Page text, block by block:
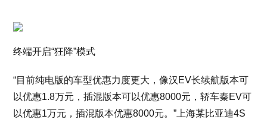
终端开启“狂降”模式
“目前纯电版的车型优惠力度更大，像汉EV长续航版本可
以优惠1.8万元，插混版本可以优惠8000元，轿车秦EV可
以优惠1万元，插混版本优惠8000元。”上海某比亚迪4S